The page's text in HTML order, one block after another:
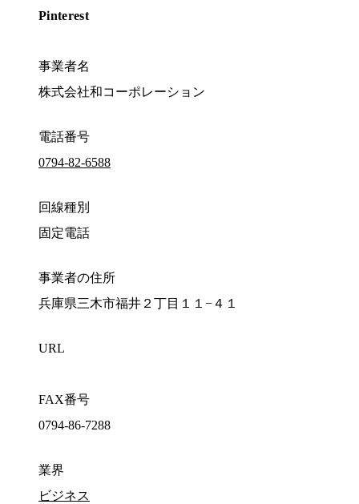
Pinterest
事業者名
株式会社和コーポレーション
電話番号
0794-82-6588
回線種別
固定電話
事業者の住所
兵庫県三木市福井２丁目１１−４１
URL
FAX番号
0794-86-7288
業界
ビジネス